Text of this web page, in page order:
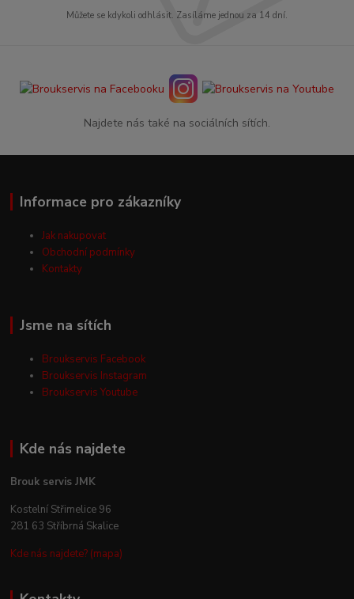
Můžete se kdykoli odhlásit. Zasíláme jednou za 14 dní.
Najdete nás také na sociálních sítích.
Informace pro zákazníky
Jak nakupovat
Obchodní podmínky
Kontakty
Jsme na sítích
Broukservis Facebook
Broukservis Instagram
Broukservis Youtube
Kde nás najdete
Brouk servis JMK
Kostelní Střimelice 96
281 63 Stříbrná Skalice
Kde nás najdete? (mapa)